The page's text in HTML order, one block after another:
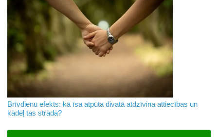
Brīvdienu efekts: kā īsa atpūta divatā atdzīvina attiecības un
kādēļ tas strādā?